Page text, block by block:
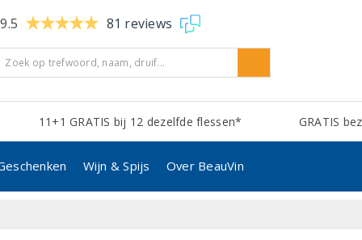
9.5 81 reviews
11+1 GRATIS bij 12 dezelfde flessen* GRATIS
Wijn & Spijs Over BeauVin